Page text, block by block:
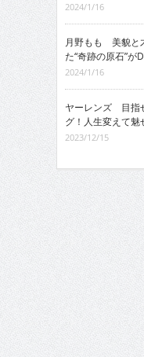
2024/1/16
月野もも 美貌と
た“奇跡の原石”が
2024/1/16
ヤーレンズ 目指
グ！人生変えて魅
2023/12/15